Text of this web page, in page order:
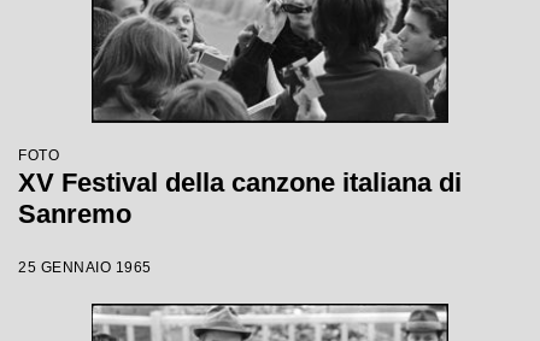
FOTO
XV Festival della canzone italiana di
Sanremo
25 GENNAIO 1965